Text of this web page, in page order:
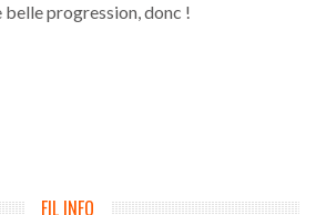
belle progression, donc !
FIL INFO